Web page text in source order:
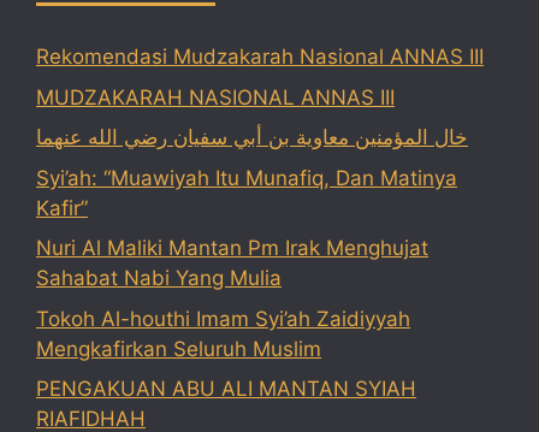
Rekomendasi Mudzakarah Nasional ANNAS III
MUDZAKARAH NASIONAL ANNAS III
خال المؤمنين معاوية بن أبي سفيان رضي الله عنهما
Syi’ah: “Muawiyah Itu Munafiq, Dan Matinya
Kafir”
Nuri Al Maliki Mantan Pm Irak Menghujat
Sahabat Nabi Yang Mulia
Tokoh Al-houthi Imam Syi’ah Zaidiyyah
Mengkafirkan Seluruh Muslim
PENGAKUAN ABU ALI MANTAN SYIAH
RIAFIDHAH